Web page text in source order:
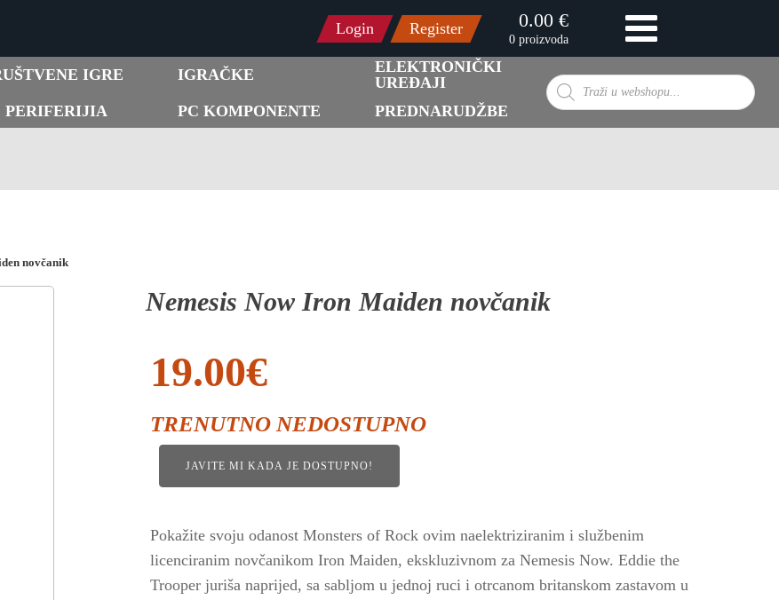
Login Register 0.00 €
0 proizvoda
IGRE IGRAČKE
ELEKTRONIČKI
UREĐAJI
PERIFERIJIA PC KOMPONENTE PREDNARUDŽBE
Products
search
novčanik
Nemesis Now Iron Maiden novčanik
19.00€
TRENUTNO NEDOSTUPNO
JAVITE MI KADA JE DOSTUPNO!
Pokažite svoju odanost Monsters of Rock ovim naelektriziranim i službenim
licenciranim novčanikom Iron Maiden, ekskluzivnom za Nemesis Now. Eddie the
Trooper juriša naprijed, sa sabljom u jednoj ruci i otrcanom britanskom zastavom u